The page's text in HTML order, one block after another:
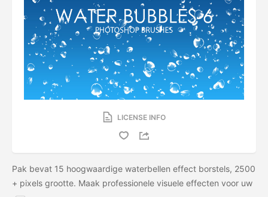
LICENSE INFO
Pak bevat 15 hoogwaardige waterbellen effect borstels, 2500
+ pixels grootte. Maak professionele visuele effecten voor uw